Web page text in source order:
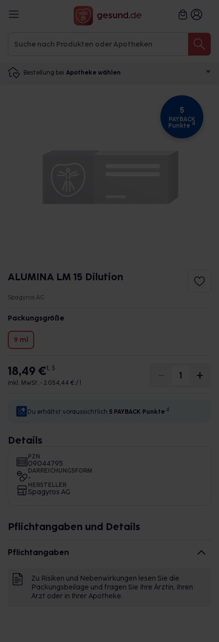
Bestellung bei Apotheke wählen
5
PAYBACK
Punkte 4
ALUMINA LM 15 Dilution
Spagyros AG
Packungsgröße
9 ml
18,49 €1, 3
inkl. MwSt. • 2.054,44 € / l
Du erhältst voraussichtlich 5 PAYBACK Punkte 4
Details
PZN
09044795
DARREICHUNGSFORM
-
HERSTELLER
Spagyros AG
Pflichtangaben und Details
Pflichtangaben
Zu Risiken und Nebenwirkungen lesen Sie die
Packungsbeilage und fragen Sie Ihre Ärztin, Ihren
Arzt oder in Ihrer Apotheke.